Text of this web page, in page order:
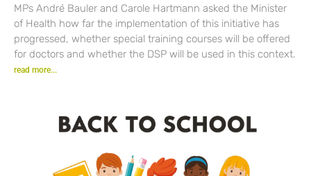
MPs André Bauler and Carole Hartmann asked the Minister
of Health how far the implementation of this initiative has
progressed, whether special training courses will be offered
for doctors and whether the DSP will be used in this context.
read more...